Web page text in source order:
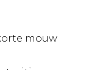
mouw